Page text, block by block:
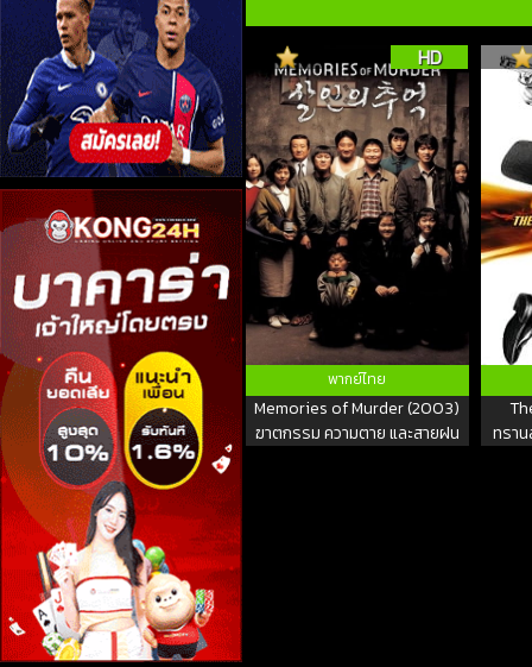
HD
พากย์ไทย
Memories of Murder (2003)
ฆาตกรรม ความตาย และสายฝน
ทรา